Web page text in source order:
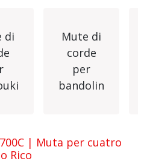
di
Mute di
corde
per
bandolin
| Muta per cuatro
Rico